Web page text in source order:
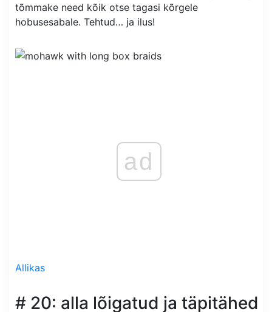
tõmmake need kõik otse tagasi kõrgele
hobusesabale. Tehtud… ja ilus!
ad
Allikas
# 20: alla lõigatud ja täpitähed